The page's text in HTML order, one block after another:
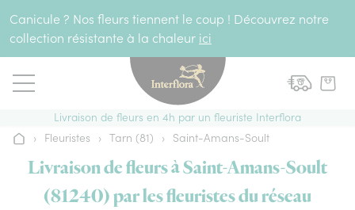
Canicule ? Nos fleurs tiennent le coup ! Découvrez notre
collection résistante à la chaleur ici
Livraison de fleurs en 4h par un fleuriste Interflora
Accueil
› Fleuristes › Tarn (81) › Saint-Amans-Soult
Livraison de fleurs à Saint-Amans-Soult
(81240) par les fleuristes du réseau